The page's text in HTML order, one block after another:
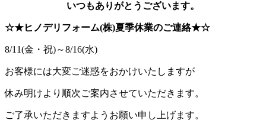
いつもありがとうございます。
☆★ヒノデリフォーム(株)夏季休業のご連絡★☆
8/11(金・祝)～8/16(水)
お客様には大変ご迷惑をおかけいたしますが
休み明けより順次ご案内させていただきます。
ご了承いただきますようお願い申し上げます。